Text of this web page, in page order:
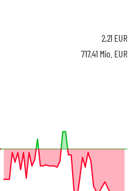
2,21 EUR
717,41 Mio. EUR